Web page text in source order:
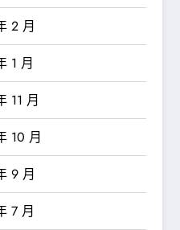
2 月
1 月
11 月
10 月
9 月
7 月